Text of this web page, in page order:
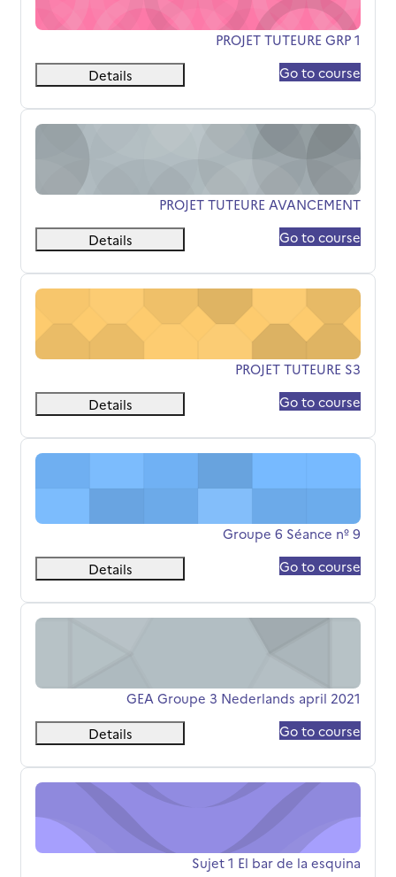
שם הקורס
PROJET TUTEURE GRP 1
Go to course
Details
PROJET TUTEURE AVANCEMENT
שם הקורס
PROJET TUTEURE AVANCEMENT
Go to course
Details
PROJET TUTEURE S3
שם הקורס
PROJET TUTEURE S3
Go to course
Details
Groupe 6 Séance nº 9
שם הקורס
Groupe 6 Séance nº 9
Go to course
Details
GEA Groupe 3 Nederlands april 2021
שם הקורס
GEA Groupe 3 Nederlands april 2021
Go to course
Details
Sujet 1 El bar de la esquina
שם הקורס
Sujet 1 El bar de la esquina